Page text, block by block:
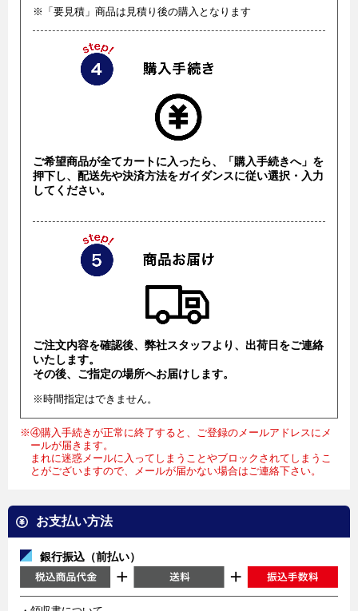
※「要見積」商品は見積り後の購入となります
ご希望商品が全てカートに入ったら、「購入手続きへ」を
押下し、配送先や決済方法をガイダンスに従い選択・入力
してください。
ご注文内容を確認後、弊社スタッフより、出荷日をご連絡
いたします。
その後、ご指定の場所へお届けします。
※時間指定はできません。
※④購入手続きが正常に終了すると、ご登録のメールアドレスにメ
ールが届きます。
まれに迷惑メールに入ってしまうことやブロックされてしまうこ
とがございますので、メールが届かない場合はご連絡下さい。
お支払い方法
銀行振込（前払い）